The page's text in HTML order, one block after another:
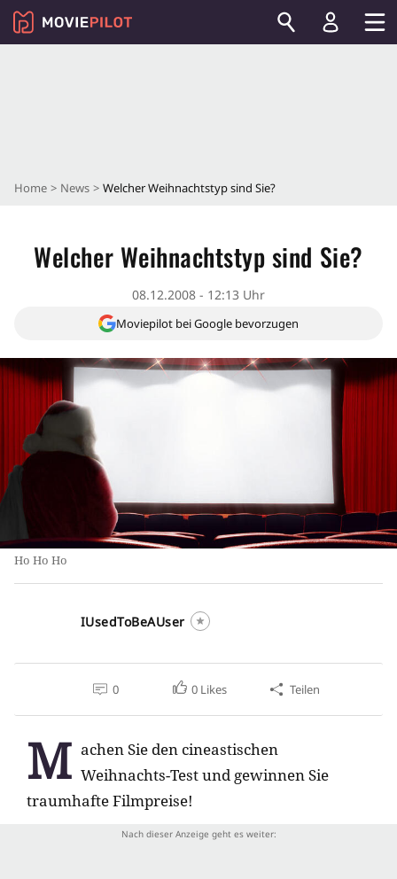
Home News Welcher Weihnachtstyp sind Sie?
Welcher Weihnachtstyp sind Sie?
08.12.2008 - 12:13 Uhr
Moviepilot bei Google bevorzugen
Ho Ho Ho
IUsedToBeAUser
0 0 Likes Teilen
M achen Sie den cineastischen
Weihnachts-Test und gewinnen Sie
traumhafte Filmpreise!